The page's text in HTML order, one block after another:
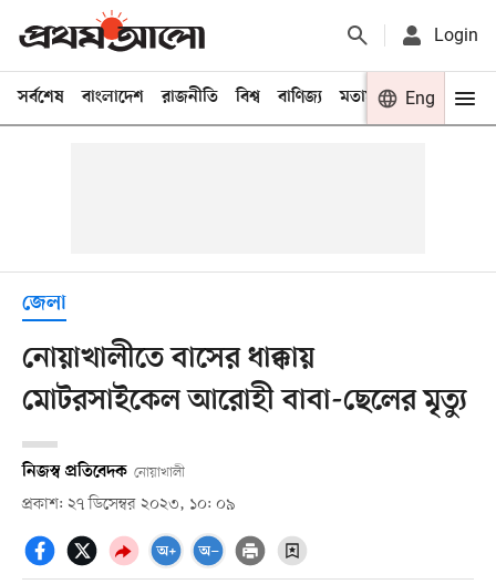
Login
সর্বশেষ বাংলাদেশ রাজনীতি বিশ্ব বাণিজ্য মতামত খেলা
Eng
জেলা
নোয়াখালীতে বাসের ধাক্কায়
মোটরসাইকেল আরোহী বাবা-ছেলের মৃত্যু
নিজস্ব প্রতিবেদক নোয়াখালী
প্রকাশ: ২৭ ডিসেম্বর ২০২৩, ১০: ০৯